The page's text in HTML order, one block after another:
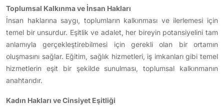
Toplumsal Kalkınma ve İnsan Hakları
İnsan haklarına saygı, toplumların kalkınması ve ilerlemesi için
temel bir unsurdur. Eşitlik ve adalet, her bireyin potansiyelini tam
anlamıyla gerçekleştirebilmesi için gerekli olan bir ortamın
oluşmasını sağlar. Eğitim, sağlık hizmetleri, iş imkanları gibi temel
hizmetlerin eşit bir şekilde sunulması, toplumsal kalkınmanın
anahtarıdır.
Kadın Hakları ve Cinsiyet Eşitliği